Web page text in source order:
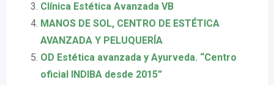
Clínica Estética Avanzada VB
MANOS DE SOL, CENTRO DE ESTÉTICA
AVANZADA Y PELUQUERÍA
OD Estética avanzada y Ayurveda. “Centro
oficial INDIBA desde 2015”